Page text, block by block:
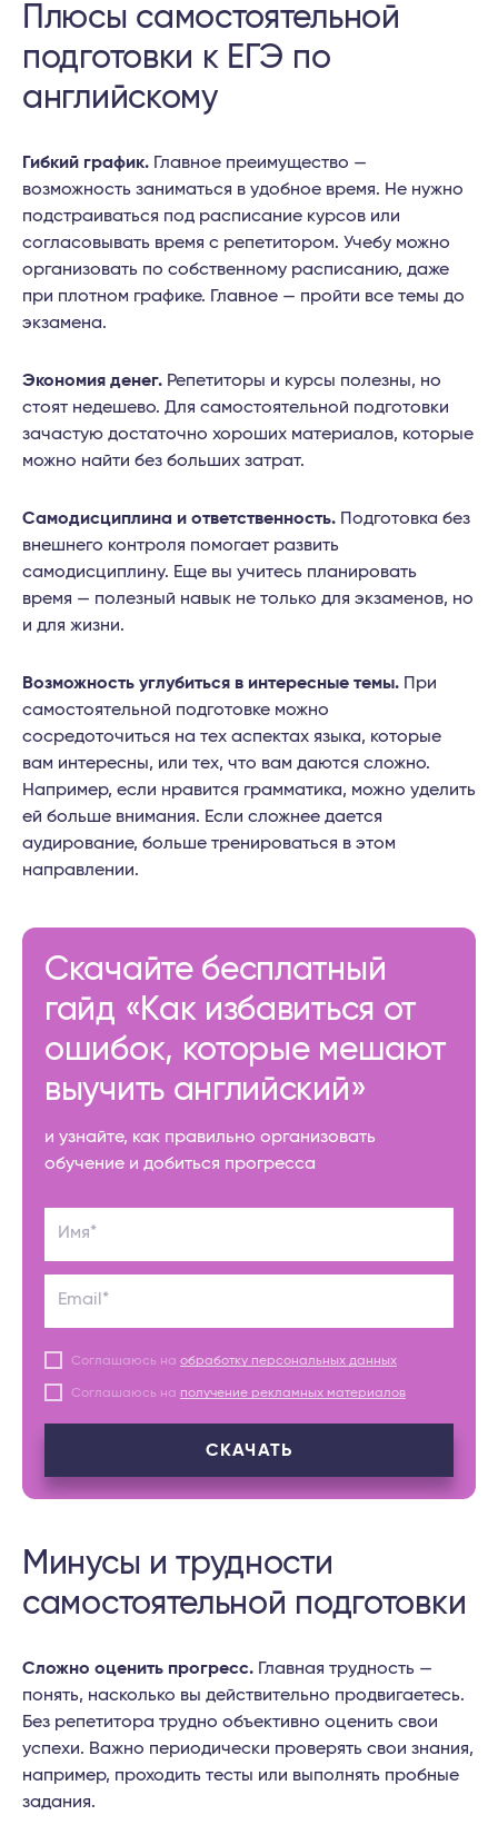
Плюсы самостоятельной
подготовки к ЕГЭ по
английскому
Гибкий график. Главное преимущество —
возможность заниматься в удобное время. Не нужно
подстраиваться под расписание курсов или
согласовывать время с репетитором. Учебу можно
организовать по собственному расписанию, даже
при плотном графике. Главное — пройти все темы до
экзамена.
Экономия денег. Репетиторы и курсы полезны, но
стоят недешево. Для самостоятельной подготовки
зачастую достаточно хороших материалов, которые
можно найти без больших затрат.
Самодисциплина и ответственность. Подготовка без
внешнего контроля помогает развить
самодисциплину. Еще вы учитесь планировать
время — полезный навык не только для экзаменов, но
и для жизни.
Возможность углубиться в интересные темы. При
самостоятельной подготовке можно
сосредоточиться на тех аспектах языка, которые
вам интересны, или тех, что вам даются сложно.
Например, если нравится грамматика, можно уделить
ей больше внимания. Если сложнее дается
аудирование, больше тренироваться в этом
направлении.
Скачайте бесплатный
гайд «Как избавиться от
ошибок, которые мешают
выучить английский»
и узнайте, как правильно организовать
обучение и добиться прогресса
Имя*
Email*
Соглашаюсь на обработку персональных данных
Соглашаюсь на получение рекламных материалов
СКАЧАТЬ
Минусы и трудности
самостоятельной подготовки
Сложно оценить прогресс. Главная трудность —
понять, насколько вы действительно продвигаетесь.
Без репетитора трудно объективно оценить свои
успехи. Важно периодически проверять свои знания,
например, проходить тесты или выполнять пробные
задания.